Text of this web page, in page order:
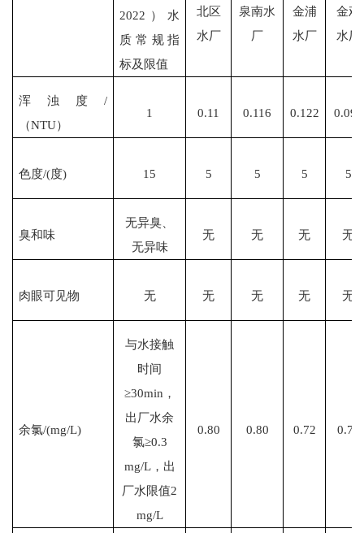
2022）水
质常规指
标及限值
北区
水厂
泉南水
厂
金浦
水厂
金鸡
水厂
浑浊度 /
（NTU）
1 0.11 0.116 0.122 0.094
色度/(度) 15 5 5 5 5
臭和味
无异臭、
无异味
无 无 无 无
肉眼可见物 无 无 无 无 无
余氯/(mg/L)
与水接触
时间
≥30min，
出厂水余
氯≥0.3
mg/L，出
厂水限值2
mg/L
0.80 0.80 0.72 0.76